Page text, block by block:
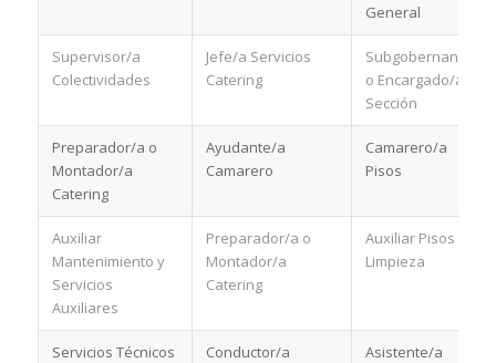
General
Supervisor/a
Colectividades
Jefe/a Servicios
Catering
Subgobernante/a
o Encargado/a
Sección
Preparador/a o
Montador/a
Catering
Ayudante/a
Camarero
Camarero/a
Pisos
Auxiliar
Mantenimiento y
Servicios
Auxiliares
Preparador/a o
Montador/a
Catering
Auxiliar Pisos y
Limpieza
Servicios Técnicos
Conductor/a
Asistente/a